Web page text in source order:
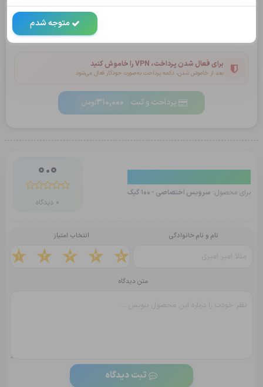
سپ - سامان آسان پرداخت کریپتو oxapay بلوبانک
مشاهده قوانین و ضوابط
برای فعال شدن پرداخت، VPN را خاموش کنید
بعد از خاموش شدن، دکمه پرداخت به‌صورت خودکار فعال می‌شود
پرداخت و ثبت 310,000تومان
برای محصول: سرویس اختصاصی - 100 گیگ
0.0
0 دیدگاه
نام و نام خانوادگی انتخاب امتیاز
1 2 3 4 5
متن دیدگاه
ثبت دیدگاه
متوجه شدم